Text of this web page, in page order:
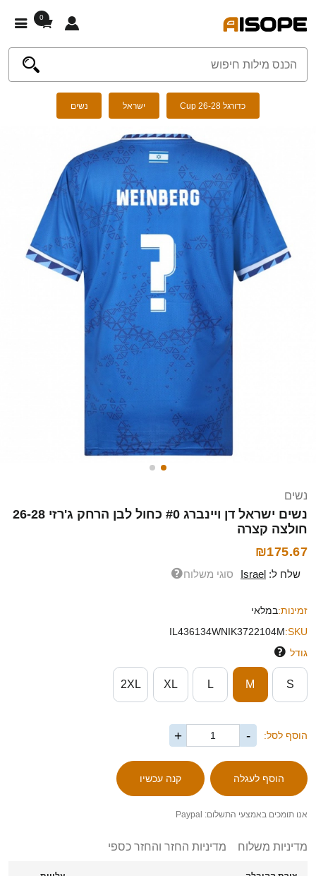
0
כדורגל Cup 26-28 ישראל נשים
נשים
נשים ישראל דן ויינברג #0 כחול לבן הרחק ג'רזי 26-28
חולצה קצרה
₪175.67
שלח ל: Israel סוגי משלוח
זמינות:במלאי
SKU:
IL436134WNIK3722104M
גודל
S
M
L
XL
2XL
הוסף לסל: -
+
אנו תומכים באמצעי התשלום: Paypal
מדיניות משלוח מדיניות החזר והחזר כספי